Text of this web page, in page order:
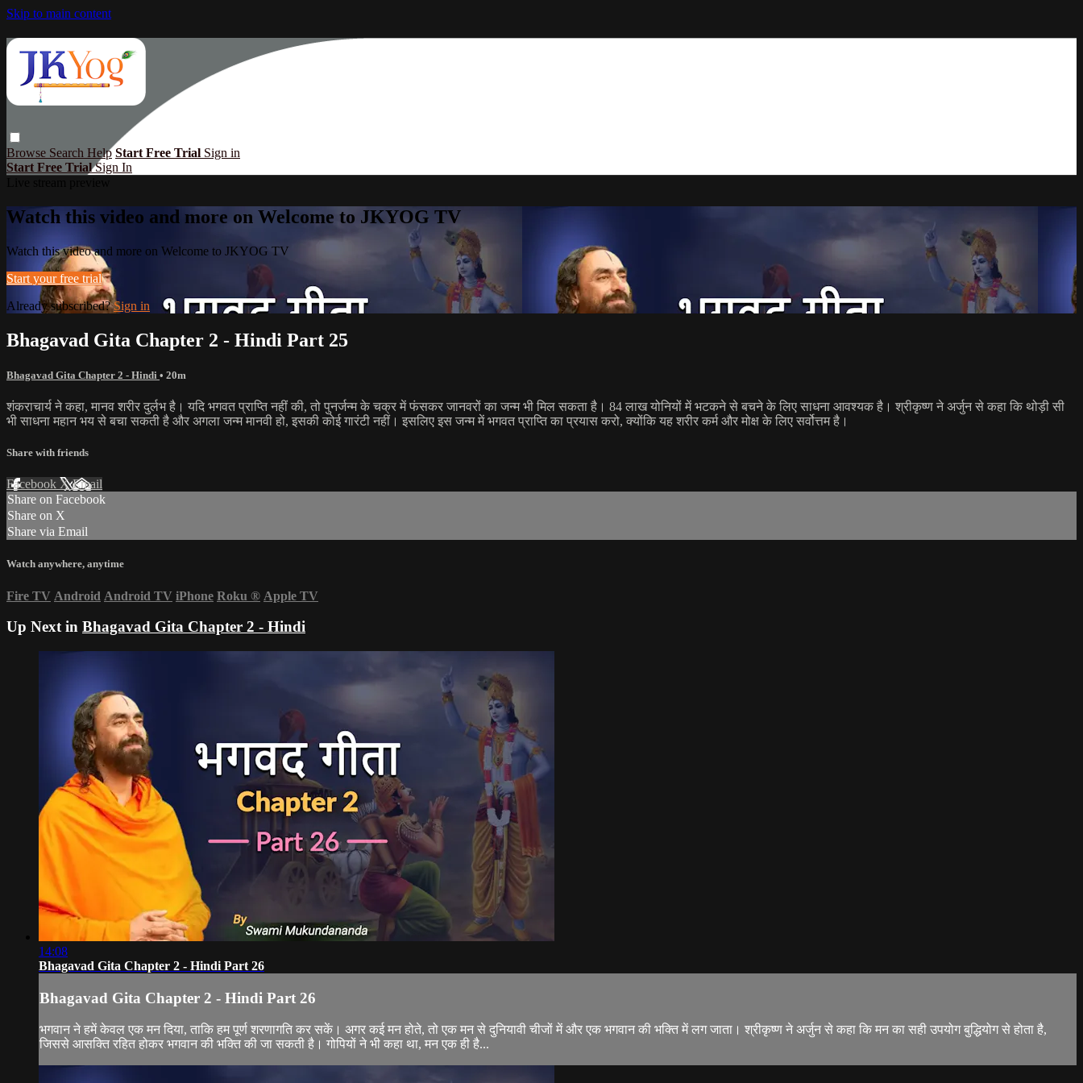
Skip to main content
Browse Search Help Start Free Trial Sign in
Start Free TrialSign In
Watch this video and more on Welcome to JKYOG TV
Watch this video and more on Welcome to JKYOG TV
Start your free trial
Already subscribed?Sign in
Bhagavad Gita Chapter 2 - Hindi Part 25
Bhagavad Gita Chapter 2 - Hindi • 20m
शंकराचार्य ने कहा, मानव शरीर दुर्लभ है। यदि भगवत प्राप्ति नहीं की, तो पुनर्जन्म के चक्र में फंसकर जानवरों का जन्म भी मिल सकता है। 84 लाख योनियों में भटकने से बचने के लिए साधना आवश्यक है। श्रीकृष्ण ने अर्जुन से कहा कि थोड़ी सी
भी साधना महान भय से बचा सकती है और अगला जन्म मानवी हो, इसकी कोई गारंटी नहीं। इसलिए इस जन्म में भगवत प्राप्ति का प्रयास करो, क्योंकि यह शरीर कर्म और मोक्ष के लिए सर्वोत्तम है।
Share with friends
Facebook XEmail
Share on Facebook
Share on X
Share via Email
Watch anywhere, anytime
Fire TV Android Android TV iPhone Roku ® Apple TV
Up Next in Bhagavad Gita Chapter 2 - Hindi
14:08
Bhagavad Gita Chapter 2 - Hindi Part 26
Bhagavad Gita Chapter 2 - Hindi Part 26
भगवान ने हमें केवल एक मन दिया, ताकि हम पूर्ण शरणागति कर सकें। अगर कई मन होते, तो एक मन से दुनियावी चीजों में और एक भगवान की भक्ति में लग जाता। श्रीकृष्ण ने अर्जुन से कहा कि मन का सही उपयोग बुद्धियोग से होता है,
जिससे आसक्ति रहित होकर भगवान की भक्ति की जा सकती है। गोपियों ने भी कहा था, मन एक ही है...